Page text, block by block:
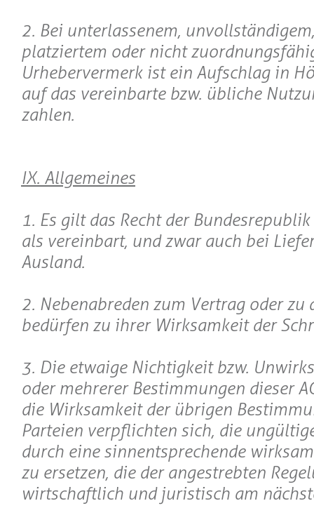
2. Bei unterlassenem,
platziertem oder nicht
Urhebervermerk ist ein Aufschlag in
auf das vereinbarte bzw. übliche
zahlen.
IX. Allgemeines
1. Es gilt das Recht der
als vereinbart, und zwar auch bei
Ausland.
2. Nebenabreden zum Vertrag oder zu
bedürfen zu ihrer Wirksamkeit der
3. Die etwaige Nichtigkeit bzw.
oder mehrerer Bestimmungen dieser
die Wirksamkeit der übrigen
Parteien verpflichten sich, die
durch eine sinnentsprechende
zu ersetzen, die der angestrebten
wirtschaftlich und juristisch am